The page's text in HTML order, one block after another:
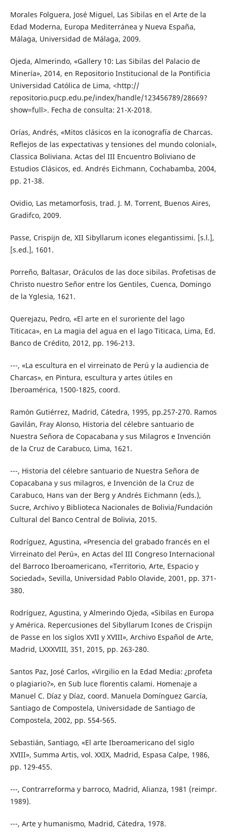
Morales Folguera, José Miguel, Las Sibilas en el Arte de la
Edad Moderna, Europa Mediterránea y Nueva España,
Málaga, Universidad de Málaga, 2009.
Ojeda, Almerindo, «Gallery 10: Las Sibilas del Palacio de
Minería», 2014, en Repositorio Institucional de la Pontificia
Universidad Católica de Lima, ˂http://
repositorio.pucp.edu.pe/index/handle/123456789/28669?
show=full˃. Fecha de consulta: 21-X-2018.
Orías, Andrés, «Mitos clásicos en la iconografía de Charcas.
Reflejos de las expectativas y tensiones del mundo colonial»,
Classica Boliviana. Actas del III Encuentro Boliviano de
Estudios Clásicos, ed. Andrés Eichmann, Cochabamba, 2004,
pp. 21-38.
Ovidio, Las metamorfosis, trad. J. M. Torrent, Buenos Aires,
Gradifco, 2009.
Passe, Crispijn de, XII Sibyllarum icones elegantissimi. [s.l.],
[s.ed.], 1601.
Porreño, Baltasar, Oráculos de las doce sibilas. Profetisas de
Christo nuestro Señor entre los Gentiles, Cuenca, Domingo
de la Yglesia, 1621.
Querejazu, Pedro, «El arte en el suroriente del lago
Titicaca», en La magia del agua en el lago Titicaca, Lima, Ed.
Banco de Crédito, 2012, pp. 196-213.
---, «La escultura en el virreinato de Perú y la audiencia de
Charcas», en Pintura, escultura y artes útiles en
Iberoamérica, 1500-1825, coord.
Ramón Gutiérrez, Madrid, Cátedra, 1995, pp.257-270. Ramos
Gavilán, Fray Alonso, Historia del célebre santuario de
Nuestra Señora de Copacabana y sus Milagros e Invención
de la Cruz de Carabuco, Lima, 1621.
---, Historia del célebre santuario de Nuestra Señora de
Copacabana y sus milagros, e Invención de la Cruz de
Carabuco, Hans van der Berg y Andrés Eichmann (eds.),
Sucre, Archivo y Biblioteca Nacionales de Bolivia/Fundación
Cultural del Banco Central de Bolivia, 2015.
Rodríguez, Agustina, «Presencia del grabado francés en el
Virreinato del Perú», en Actas del III Congreso Internacional
del Barroco Iberoamericano, «Territorio, Arte, Espacio y
Sociedad», Sevilla, Universidad Pablo Olavide, 2001, pp. 371-
380.
Rodríguez, Agustina, y Almerindo Ojeda, «Sibilas en Europa
y América. Repercusiones del Sibyllarum Icones de Crispijn
de Passe en los siglos XVII y XVIII», Archivo Español de Arte,
Madrid, LXXXVIII, 351, 2015, pp. 263-280.
Santos Paz, José Carlos, «Virgilio en la Edad Media: ¿profeta
o plagiario?», en Sub luce florentis calami. Homenaje a
Manuel C. Díaz y Díaz, coord. Manuela Domínguez García,
Santiago de Compostela, Universidade de Santiago de
Compostela, 2002, pp. 554-565.
Sebastián, Santiago, «El arte Iberoamericano del siglo
XVIII», Summa Artis, vol. XXIX, Madrid, Espasa Calpe, 1986,
pp. 129-455.
---, Contrarreforma y barroco, Madrid, Alianza, 1981 (reimpr.
1989).
---, Arte y humanismo, Madrid, Cátedra, 1978.